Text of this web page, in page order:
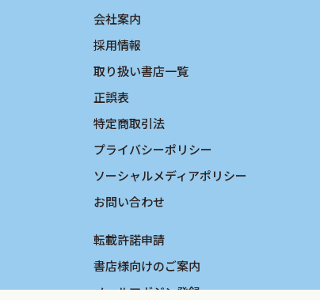
16 遺伝子検査
（1）遺伝子検査の心構えと原則
19 神経眼科検査
20 眼底検査
21 骨密度検査
III 治 療
1 てんかんの治療
（1）てんかん分類・てんかん
会社案内
採用情報
取り扱い書店一覧
正誤表
特定商取引法
プライバシーポリシー
ソーシャルメディアポリシー
お問い合わせ
転載許諾申請
書店様向けのご案内
メールマガジン登録